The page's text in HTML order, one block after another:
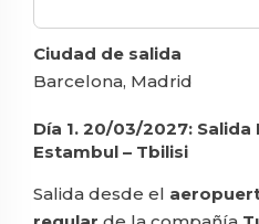
Ciudad de salida
Barcelona, Madrid
Día 1. 20/03/2027:
Estambul – Tbilisi
Salida desde el